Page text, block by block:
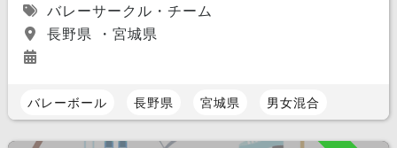
バレーサークル・チーム
長野県 ・宮城県
バレーボール 長野県 宮城県 男女混合